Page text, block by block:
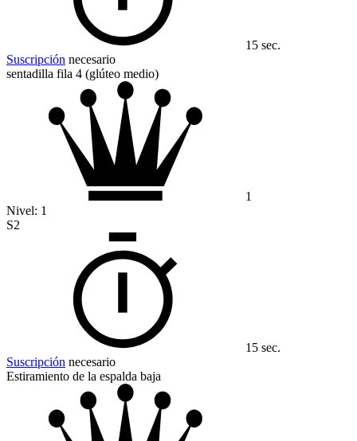
15 sec.
Suscripción necesario
sentadilla fila 4 (glúteo medio)
1
Nivel: 1
S2
15 sec.
Suscripción necesario
Estiramiento de la espalda baja